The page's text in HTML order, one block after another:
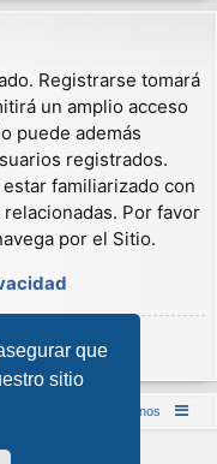
que
sitio
Registrarse tomará
un amplio acceso
puede además
registrados.
familiarizado con
Por favor
por el Sitio.
Contáctenos
© phpBB Limited